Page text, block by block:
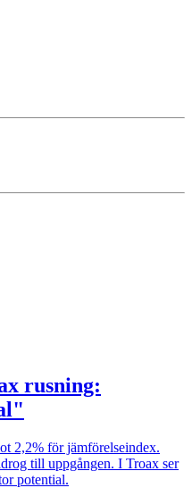
rusning:
2,2% för jämförelseindex.
till uppgången. I Troax ser
potential.